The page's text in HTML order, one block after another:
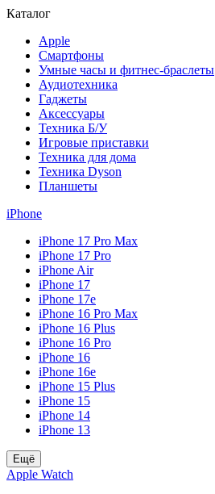
Каталог
Apple
Смартфоны
Умные часы и фитнес-браслеты
Аудиотехника
Гаджеты
Аксессуары
Техника Б/У
Игровые приставки
Техника для дома
Техника Dyson
Планшеты
iPhone
iPhone 17 Pro Max
iPhone 17 Pro
iPhone Air
iPhone 17
iPhone 17e
iPhone 16 Pro Max
iPhone 16 Plus
iPhone 16 Pro
iPhone 16
iPhone 16e
iPhone 15 Plus
iPhone 15
iPhone 14
iPhone 13
Ещё
Apple Watch